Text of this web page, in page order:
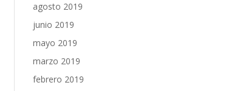
agosto 2019
junio 2019
mayo 2019
marzo 2019
febrero 2019